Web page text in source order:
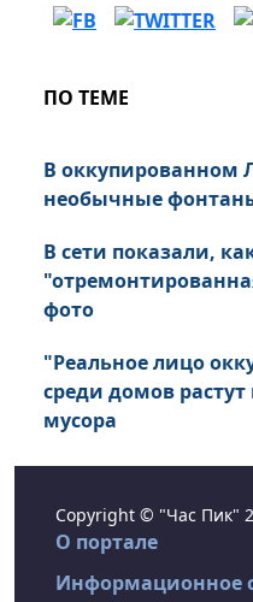
ПО ТЕМЕ
В оккупированном
необычные
В сети показали,
фото
"Реальное лицо
среди домов растут
мусора
Copyright © "Час Пик"
О портале
Информационное